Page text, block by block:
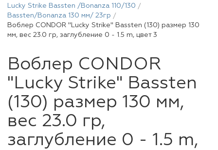
Lucky Strike Bassten /Bonanza 110/130
Bassten/Bonanza 130 мм/ 23гр
Воблер CONDOR "Lucky Strike" Bassten (130) размер 130
мм, вес 23.0 гр, заглубление 0 - 1.5 m, цвет 3
Воблер CONDOR
"Lucky Strike" Bassten
(130) размер 130 мм,
вес 23.0 гр,
заглубление 0 - 1.5 m,